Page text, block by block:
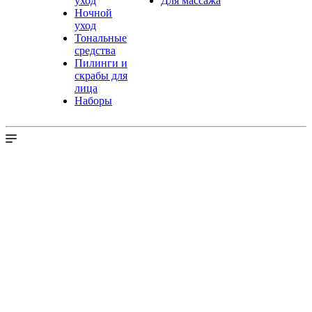
Ночной
уход
Тональные
средства
Пилинги и
скрабы для
лица
Наборы